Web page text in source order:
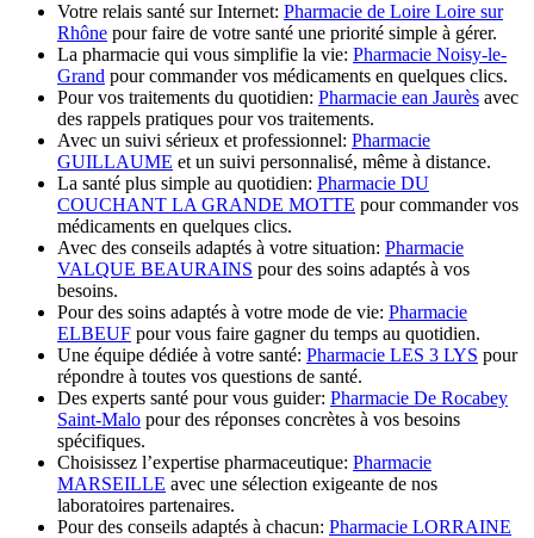
Votre relais santé sur Internet: Pharmacie de Loire Loire sur
Rhône pour faire de votre santé une priorité simple à gérer.
La pharmacie qui vous simplifie la vie: Pharmacie Noisy-le-
Grand pour commander vos médicaments en quelques clics.
Pour vos traitements du quotidien: Pharmacie ean Jaurès avec
des rappels pratiques pour vos traitements.
Avec un suivi sérieux et professionnel: Pharmacie
GUILLAUME et un suivi personnalisé, même à distance.
La santé plus simple au quotidien: Pharmacie DU
COUCHANT LA GRANDE MOTTE pour commander vos
médicaments en quelques clics.
Avec des conseils adaptés à votre situation: Pharmacie
VALQUE BEAURAINS pour des soins adaptés à vos
besoins.
Pour des soins adaptés à votre mode de vie: Pharmacie
ELBEUF pour vous faire gagner du temps au quotidien.
Une équipe dédiée à votre santé: Pharmacie LES 3 LYS pour
répondre à toutes vos questions de santé.
Des experts santé pour vous guider: Pharmacie De Rocabey
Saint-Malo pour des réponses concrètes à vos besoins
spécifiques.
Choisissez l’expertise pharmaceutique: Pharmacie
MARSEILLE avec une sélection exigeante de nos
laboratoires partenaires.
Pour des conseils adaptés à chacun: Pharmacie LORRAINE